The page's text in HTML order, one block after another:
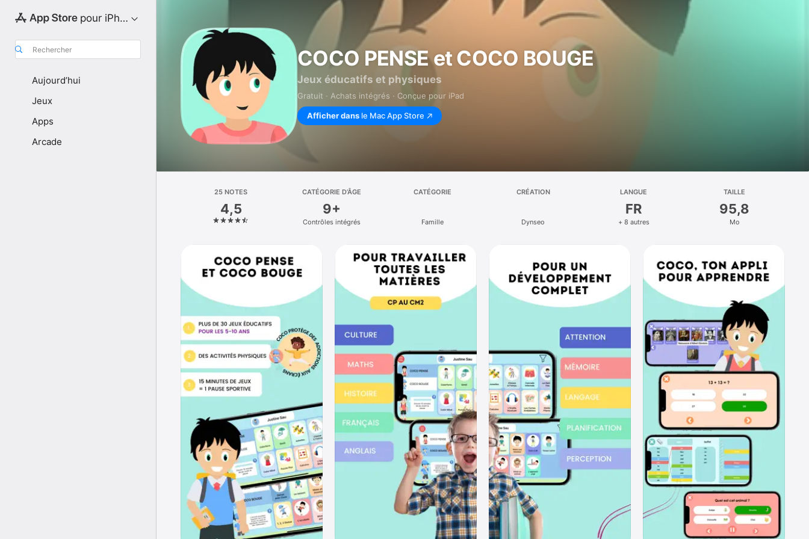
pour iPhone
Rechercher
Aujourd’hui
Jeux
Apps
Arcade
COCO PENSE et COCO BOUGE
Jeux éducatifs et physiques
Gratuit · Achats intégrés · Conçue pour iPad
Afficher dans le Mac App Store
25 NOTES
4,5
CATÉGORIE D’ÂGE
9+
Contrôles intégrés
CATÉGORIE
Famille
CRÉATION
Dynseo
LANGUE
FR
+ 8 autres
TAILLE
95,8
Mo